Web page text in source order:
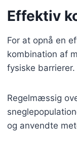
Effektiv
For at opnå en
kombination af
fysiske barrierer.
Regelmæssig
og anvendte